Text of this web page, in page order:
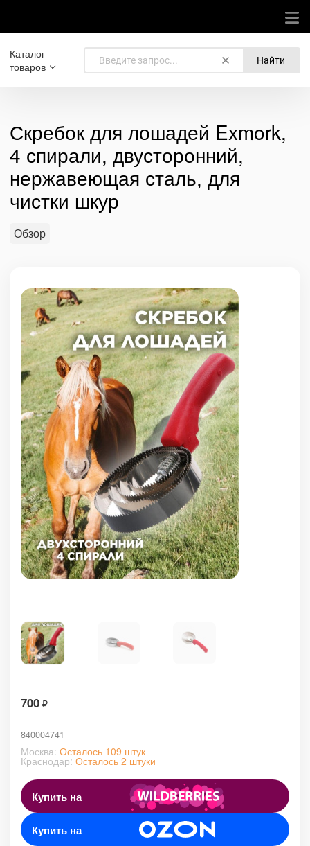
Каталог
товаров
Найти
Скребок для лошадей Exmork,
4 спирали, двусторонний,
нержавеющая сталь, для
чистки шкур
Обзор
700 ₽
840004741
Москва: Осталось 109 штук
Краснодар: Осталось 2 штуки
Купить на
Купить на